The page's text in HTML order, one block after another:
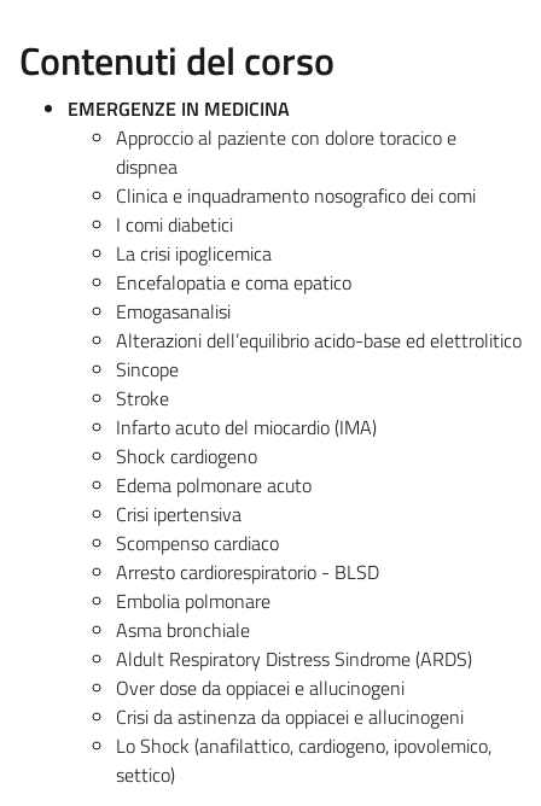
Contenuti del corso
EMERGENZE IN MEDICINA
Approccio al paziente con dolore toracico e
dispnea
Clinica e inquadramento nosografico dei comi
I comi diabetici
La crisi ipoglicemica
Encefalopatia e coma epatico
Emogasanalisi
Alterazioni dell’equilibrio acido-base ed elettrolitico
Sincope
Stroke
Infarto acuto del miocardio (IMA)
Shock cardiogeno
Edema polmonare acuto
Crisi ipertensiva
Scompenso cardiaco
Arresto cardiorespiratorio - BLSD
Embolia polmonare
Asma bronchiale
Aldult Respiratory Distress Sindrome (ARDS)
Over dose da oppiacei e allucinogeni
Crisi da astinenza da oppiacei e allucinogeni
Lo Shock (anafilattico, cardiogeno, ipovolemico,
settico)